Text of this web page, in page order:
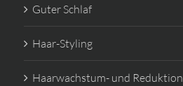
Guter Schlaf
Haar-Styling
Haarwachstum- und Reduktion